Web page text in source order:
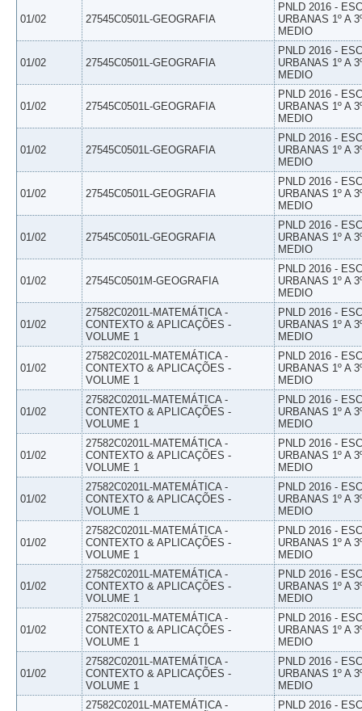
01/02 27545C0501L-GEOGRAFIA
PNLD 2016 -
URBANAS 1º A
MEDIO
01/02 27545C0501L-GEOGRAFIA
PNLD 2016 -
URBANAS 1º A
MEDIO
01/02 27545C0501L-GEOGRAFIA
PNLD 2016 -
URBANAS 1º A
MEDIO
01/02 27545C0501L-GEOGRAFIA
PNLD 2016 -
URBANAS 1º A
MEDIO
01/02 27545C0501L-GEOGRAFIA
PNLD 2016 -
URBANAS 1º A
MEDIO
01/02 27545C0501L-GEOGRAFIA
PNLD 2016 -
URBANAS 1º A
MEDIO
01/02 27545C0501M-GEOGRAFIA
PNLD 2016 -
URBANAS 1º A
MEDIO
01/02
27582C0201L-MATEMÁTICA -
CONTEXTO & APLICAÇÕES -
VOLUME 1
PNLD 2016 -
URBANAS 1º A
MEDIO
01/02
27582C0201L-MATEMÁTICA -
CONTEXTO & APLICAÇÕES -
VOLUME 1
PNLD 2016 -
URBANAS 1º A
MEDIO
01/02
27582C0201L-MATEMÁTICA -
CONTEXTO & APLICAÇÕES -
VOLUME 1
PNLD 2016 -
URBANAS 1º A
MEDIO
01/02
27582C0201L-MATEMÁTICA -
CONTEXTO & APLICAÇÕES -
VOLUME 1
PNLD 2016 -
URBANAS 1º A
MEDIO
01/02
27582C0201L-MATEMÁTICA -
CONTEXTO & APLICAÇÕES -
VOLUME 1
PNLD 2016 -
URBANAS 1º A
MEDIO
01/02
27582C0201L-MATEMÁTICA -
CONTEXTO & APLICAÇÕES -
VOLUME 1
PNLD 2016 -
URBANAS 1º A
MEDIO
01/02
27582C0201L-MATEMÁTICA -
CONTEXTO & APLICAÇÕES -
VOLUME 1
PNLD 2016 -
URBANAS 1º A
MEDIO
01/02
27582C0201L-MATEMÁTICA -
CONTEXTO & APLICAÇÕES -
VOLUME 1
PNLD 2016 -
URBANAS 1º A
MEDIO
01/02
27582C0201L-MATEMÁTICA -
CONTEXTO & APLICAÇÕES -
VOLUME 1
PNLD 2016 -
URBANAS 1º A
MEDIO
27582C0201L-MATEMÁTICA -
PNLD 2016 -